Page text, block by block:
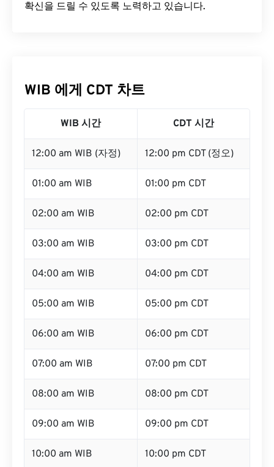
확신을 드릴 수 있도록 노력하고 있습니다.
WIB 에게 CDT 차트
WIB 시간 CDT 시간
12:00 am WIB (자정) 12:00 pm CDT (정오)
01:00 am WIB 01:00 pm CDT
02:00 am WIB 02:00 pm CDT
03:00 am WIB 03:00 pm CDT
04:00 am WIB 04:00 pm CDT
05:00 am WIB 05:00 pm CDT
06:00 am WIB 06:00 pm CDT
07:00 am WIB 07:00 pm CDT
08:00 am WIB 08:00 pm CDT
09:00 am WIB 09:00 pm CDT
10:00 am WIB 10:00 pm CDT